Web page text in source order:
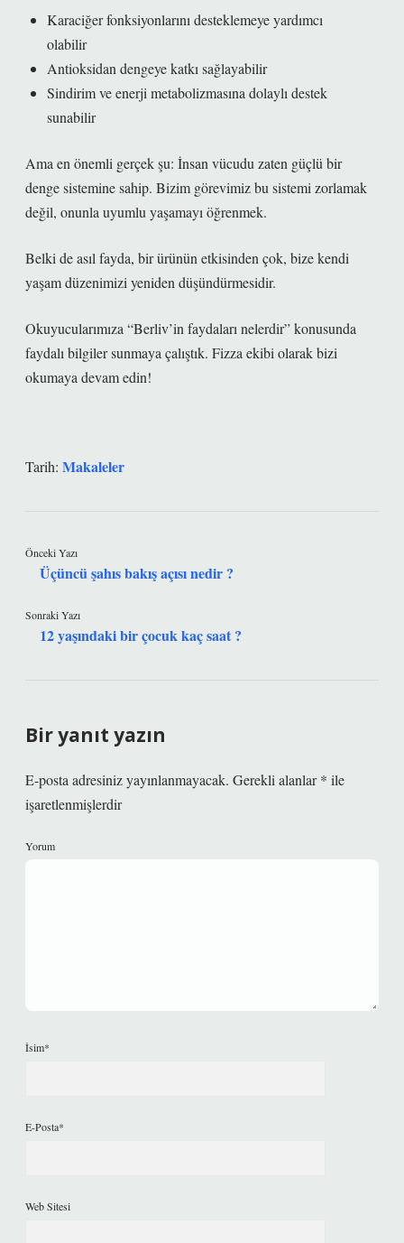
Karaciğer fonksiyonlarını desteklemeye yardımcı
olabilir
Antioksidan dengeye katkı sağlayabilir
Sindirim ve enerji metabolizmasına dolaylı destek
sunabilir
Ama en önemli gerçek şu: İnsan vücudu zaten güçlü bir
denge sistemine sahip. Bizim görevimiz bu sistemi zorlamak
değil, onunla uyumlu yaşamayı öğrenmek.
Belki de asıl fayda, bir ürünün etkisinden çok, bize kendi
yaşam düzenimizi yeniden düşündürmesidir.
Okuyucularımıza “Berliv’in faydaları nelerdir” konusunda
faydalı bilgiler sunmaya çalıştık. Fizza ekibi olarak bizi
okumaya devam edin!
Tarih: Makaleler
Önceki Yazı
Üçüncü şahıs bakış açısı nedir ?
Sonraki Yazı
12 yaşındaki bir çocuk kaç saat ?
Bir yanıt yazın
E-posta adresiniz yayınlanmayacak. Gerekli alanlar* ile
işaretlenmişlerdir
Yorum
İsim*
E-Posta*
Web Sitesi